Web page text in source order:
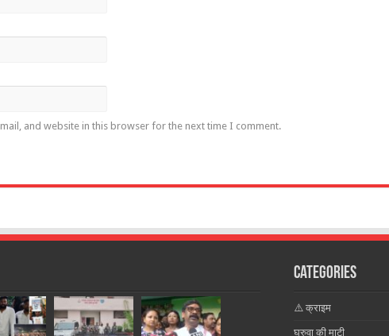
and website in this browser for the next time I comment.
Categories
⚠️ क्राइम
घुरुवा की माटी